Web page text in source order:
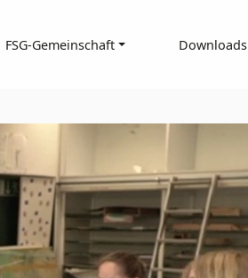
FSG-Gemeinschaft Downloads